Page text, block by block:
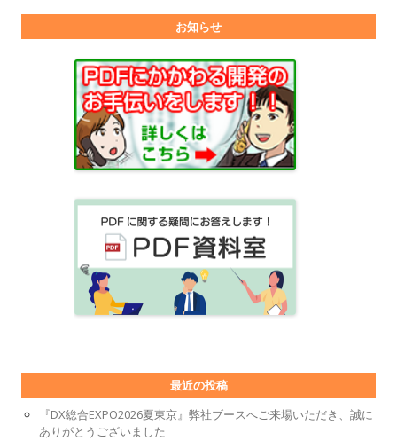
お知らせ
最近の投稿
『DX総合EXPO2026夏東京』弊社ブースへご来場いただき、誠に
ありがとうございました